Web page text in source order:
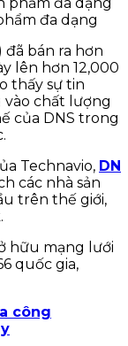
đa dạng
đã bán ra hơn
lên hơn 12,000
thấy sự tin
chất lượng
của DNS trong
Technavio, DN
các nhà sản
trên thế giới,
hữu mạng lưới
quốc gia,
công